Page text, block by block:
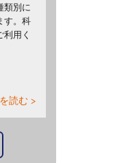
類別に
す。科
用く
読む >